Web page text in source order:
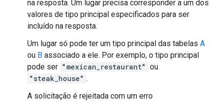
na resposta. Um lugar precisa corresponder a um dos
valores de tipo principal especificados para ser
incluído na resposta.
Um lugar só pode ter um tipo principal das tabelas A
ou B associado a ele. Por exemplo, o tipo principal
pode ser "mexican_restaurant" ou
"steak_house" .
A solicitação é rejeitada com um erro